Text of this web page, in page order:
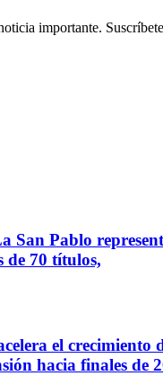
importante.
San Pablo
de 70 títulos,
el crecimiento
hacia finales de